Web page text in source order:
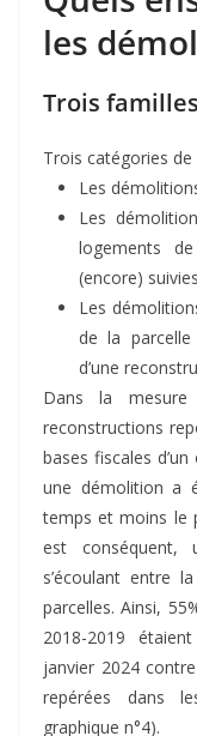
les
Trois
Trois catégories
Les
Les
logements
(encore)
Les
de la
d’une
Dans la mesure
reconstructions
bases fiscales
une démolition a
temps et moins le
est conséquent,
s’écoulant entre
parcelles. Ainsi,
2018-2019
janvier 2024
repérées dans
graphique n°4).